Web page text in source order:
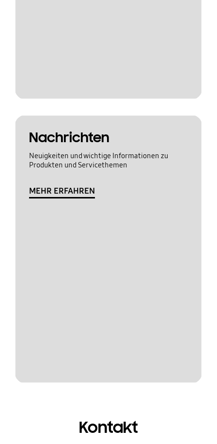
Nachrichten
Neuigkeiten und wichtige Informationen zu
Produkten und Servicethemen
MEHR ERFAHREN
Kontakt